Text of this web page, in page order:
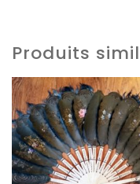
Produits